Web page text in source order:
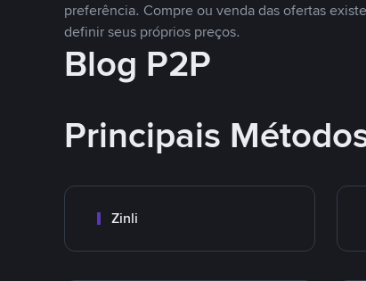
preferência. Compre ou venda das ofertas
definir seus próprios preços.
Blog P2P
Principais
Zinli